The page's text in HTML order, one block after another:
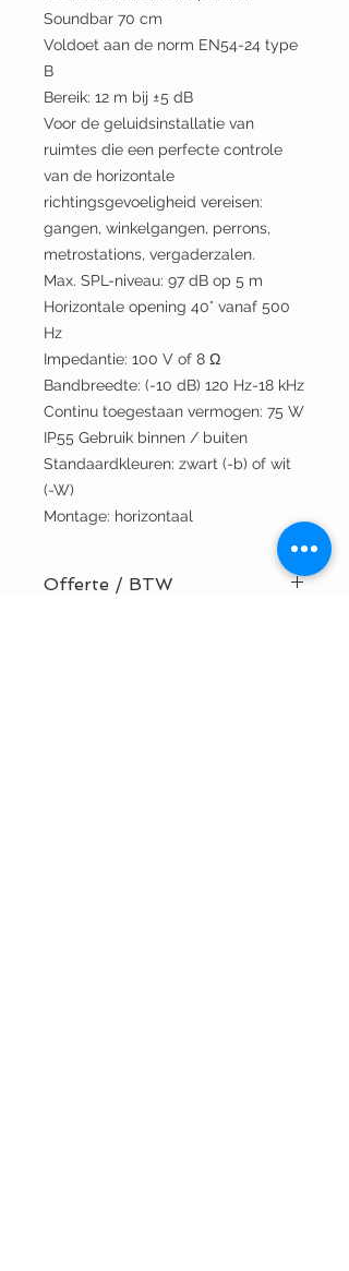
Soundbar 70 cm
Voldoet aan de norm EN54-24 type
B
Bereik: 12 m bij ±5 dB
Voor de geluidsinstallatie van
ruimtes die een perfecte controle
van de horizontale
richtingsgevoeligheid vereisen:
gangen, winkelgangen, perrons,
metrostations, vergaderzalen.
Max. SPL-niveau: 97 dB op 5 m
Horizontale opening 40° vanaf 500
Hz
Impedantie: 100 V of 8 Ω
Bandbreedte: (-10 dB) 120 Hz-18 kHz
Continu toegestaan vermogen: 75 W
IP55 Gebruik binnen / buiten
Standaardkleuren: zwart (-b) of wit
(-W)
Montage: horizontaal
Offerte / BTW